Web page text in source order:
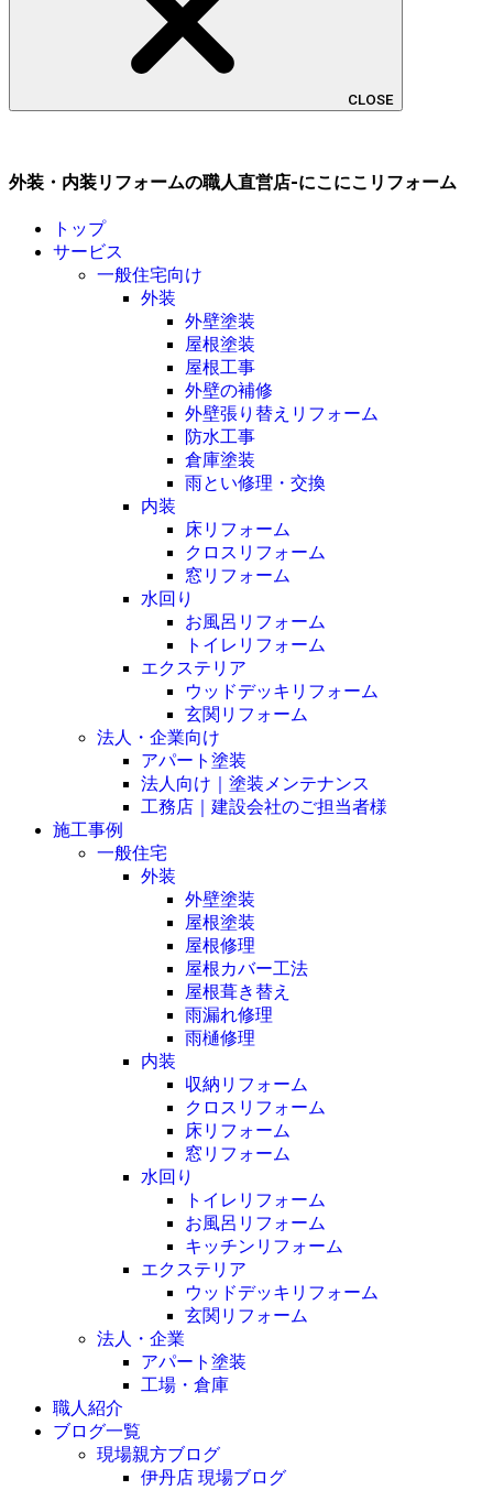
CLOSE
外装・内装リフォームの職人直営店-にこにこリフォーム
トップ
サービス
一般住宅向け
外装
外壁塗装
屋根塗装
屋根工事
外壁の補修
外壁張り替えリフォーム
防水工事
倉庫塗装
雨とい修理・交換
内装
床リフォーム
クロスリフォーム
窓リフォーム
水回り
お風呂リフォーム
トイレリフォーム
エクステリア
ウッドデッキリフォーム
玄関リフォーム
法人・企業向け
アパート塗装
法人向け｜塗装メンテナンス
工務店｜建設会社のご担当者様
施工事例
一般住宅
外装
外壁塗装
屋根塗装
屋根修理
屋根カバー工法
屋根葺き替え
雨漏れ修理
雨樋修理
内装
収納リフォーム
クロスリフォーム
床リフォーム
窓リフォーム
水回り
トイレリフォーム
お風呂リフォーム
キッチンリフォーム
エクステリア
ウッドデッキリフォーム
玄関リフォーム
法人・企業
アパート塗装
工場・倉庫
職人紹介
ブログ一覧
現場親方ブログ
伊丹店 現場ブログ